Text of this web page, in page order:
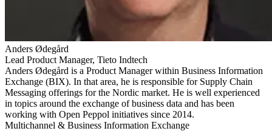
Anders Ødegård
Lead Product Manager, Tieto Indtech
Anders Ødegård is a Product Manager within Business Information
Exchange (BIX). In that area, he is responsible for Supply Chain
Messaging offerings for the Nordic market. He is well experienced
in topics around the exchange of business data and has been
working with Open Peppol initiatives since 2014.
Multichannel & Business Information Exchange